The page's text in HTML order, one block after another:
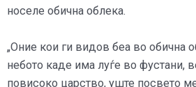
носеле обична облека.
„Оние кои ги видов беа во обична
небото каде има луѓе во фустани,
повисоко царство, уште посвето